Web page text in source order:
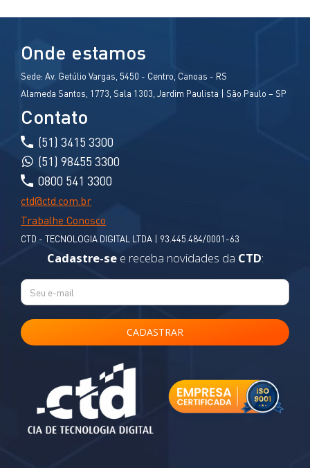
Onde estamos
Sede: Av. Getúlio Vargas, 5450 - Centro, Canoas - RS
Alameda Santos, 1773, Sala 1303, Jardim Paulista | São Paulo – SP
Contato
(51) 3415 3300
(51) 98455 3300
0800 541 3300
ctd@ctd.com.br
Trabalhe Conosco
CTD - TECNOLOGIA DIGITAL LTDA | 93.445.484/0001-63
Cadastre-see receba novidades da CTD: